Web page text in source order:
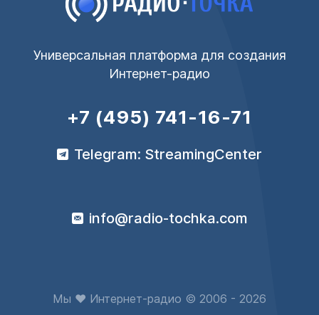
Универсальная платформа для создания
Интернет-радио
+7 (495) 741-16-71
Telegram: StreamingCenter
info@radio-tochka.com
Мы ♥ Интернет-радио © 2006 - 2026